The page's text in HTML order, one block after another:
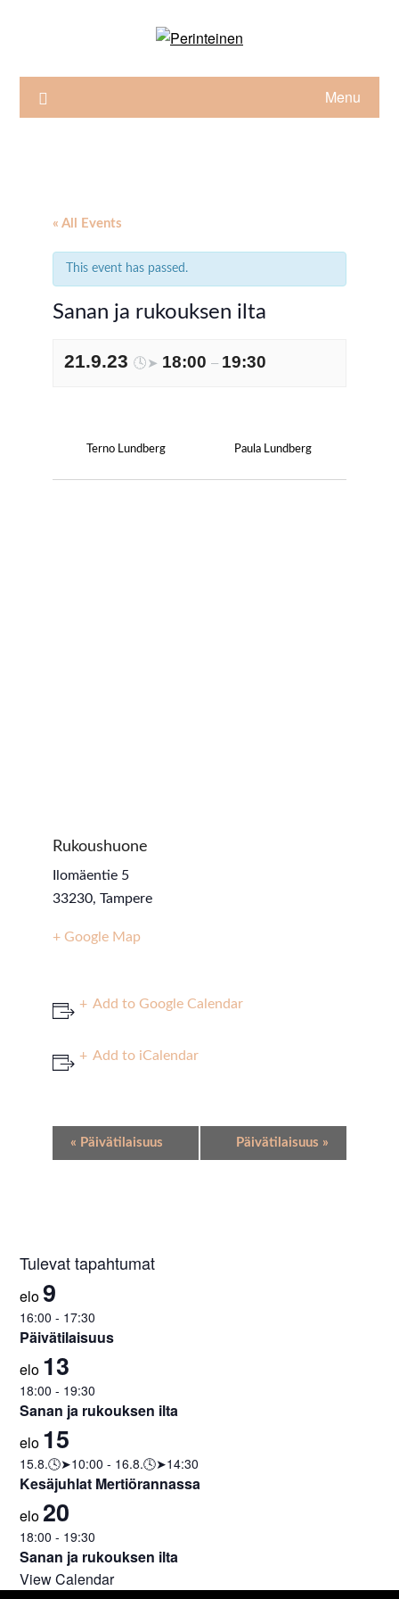
Menu
« All Events
This event has passed.
Sanan ja rukouksen ilta
21.9.23 🕓➤ 18:00 – 19:30
Terno Lundberg Paula Lundberg
Rukoushuone
Ilomäentie 5
33230, Tampere
+ Google Map
Add to Google Calendar
Add to iCalendar
Event
« Päivätilaisuus Päivätilaisuus »
Tulevat tapahtumat
elo9
16:00 - 17:30
Päivätilaisuus
elo 13
18:00 - 19:30
Sanan ja rukouksen ilta
elo 15
15.8.🕓➤10:00 - 16.8.🕓➤14:30
Kesäjuhlat Mertiörannassa
elo20
18:00 - 19:30
Sanan ja rukouksen ilta
View Calendar